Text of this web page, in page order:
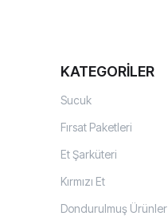
KATEGORİLER
Sucuk
Fırsat Paketleri
Et Şarküteri
Kırmızı Et
Dondurulmuş Ürünler